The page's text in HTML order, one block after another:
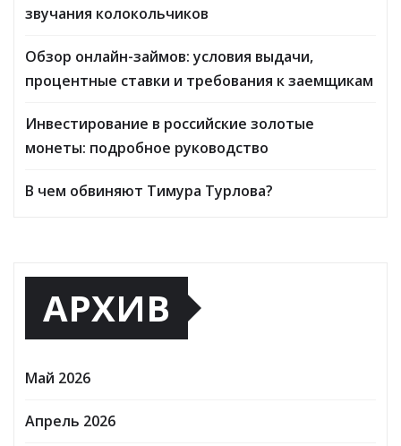
звучания колокольчиков
Обзор онлайн-займов: условия выдачи,
процентные ставки и требования к заемщикам
Инвестирование в российские золотые
монеты: подробное руководство
В чем обвиняют Тимура Турлова?
АРХИВ
Май 2026
Апрель 2026